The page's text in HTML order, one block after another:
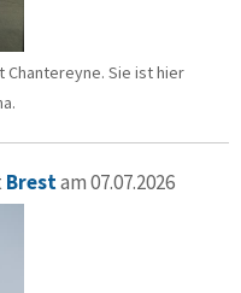
Chantereyne. Sie ist hier
Brestam 07.07.2026